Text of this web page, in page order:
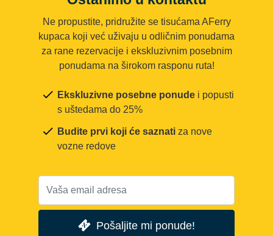
Ne propustite, pridružite se tisućama AFerry
kupaca koji već uživaju u odličnim ponudama
za rane rezervacije i ekskluzivnim posebnim
ponudama na širokom rasponu ruta!
Ekskluzivne posebne ponude i popusti
s uštedama do 25%
Budite prvi koji će saznati za nove
vozne redove
Pošaljite mi ponude!